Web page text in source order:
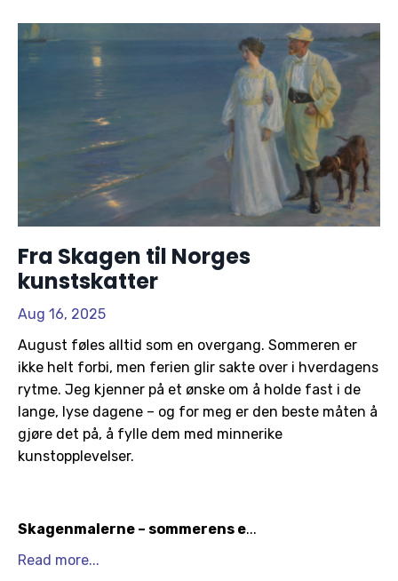
Fra Skagen til Norges
kunstskatter
Aug 16, 2025
August føles alltid som en overgang. Sommeren er
ikke helt forbi, men ferien glir sakte over i hverdagens
rytme. Jeg kjenner på et ønske om å holde fast i de
lange, lyse dagene – og for meg er den beste måten å
gjøre det på, å fylle dem med minnerike
kunstopplevelser.
Skagenmalerne – sommerens e...
Read more...